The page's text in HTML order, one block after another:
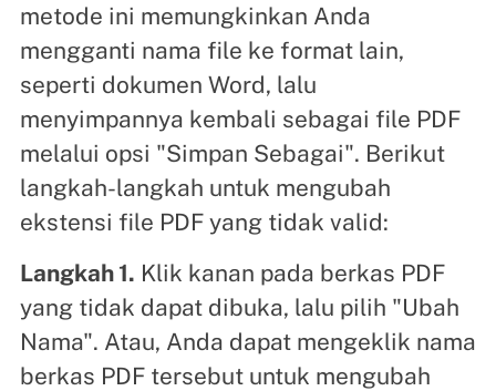
metode ini memungkinkan Anda
mengganti nama file ke format lain,
seperti dokumen Word, lalu
menyimpannya kembali sebagai file PDF
melalui opsi "Simpan Sebagai". Berikut
langkah-langkah untuk mengubah
ekstensi file PDF yang tidak valid:
Langkah 1. Klik kanan pada berkas PDF
yang tidak dapat dibuka, lalu pilih "Ubah
Nama". Atau, Anda dapat mengeklik nama
berkas PDF tersebut untuk mengubah